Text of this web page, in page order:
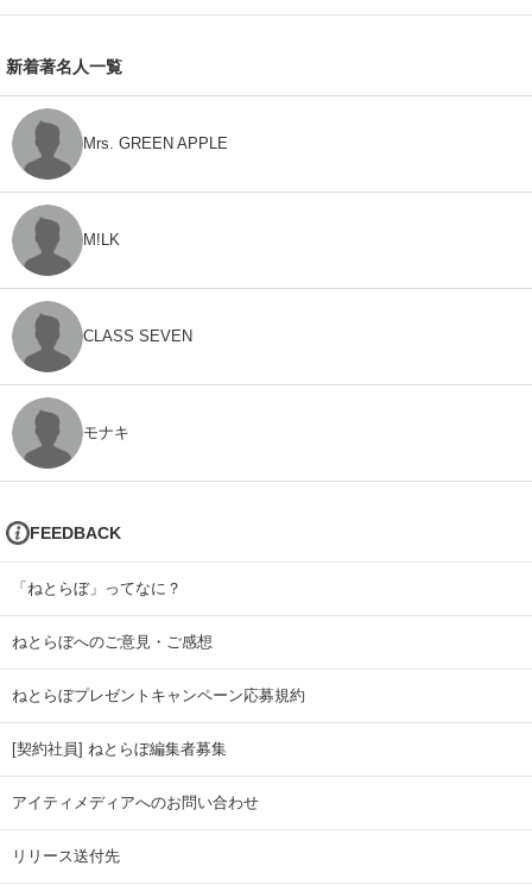
新着著名人一覧
Mrs. GREEN APPLE
M!LK
CLASS SEVEN
モナキ
FEEDBACK
「ねとらぼ」ってなに？
ねとらぼへのご意見・ご感想
ねとらぼプレゼントキャンペーン応募規約
[契約社員] ねとらぼ編集者募集
アイティメディアへのお問い合わせ
リリース送付先